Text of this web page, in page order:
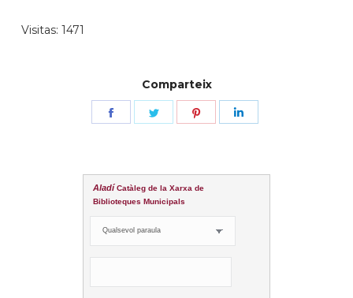
Visitas: 1471
Comparteix
Share
Share
Share
Aladí Catàleg de la Xarxa de
Biblioteques Municipals